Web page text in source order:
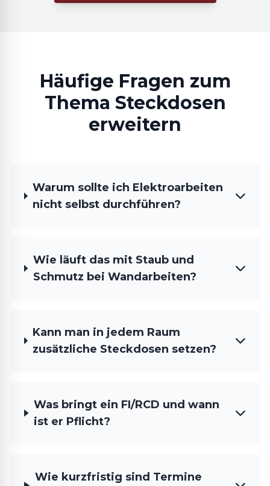
Häufige Fragen zum
Thema Steckdosen
erweitern
Warum sollte ich Elektroarbeiten
nicht selbst durchführen?
Wie läuft das mit Staub und
Schmutz bei Wandarbeiten?
Kann man in jedem Raum
zusätzliche Steckdosen setzen?
Was bringt ein FI/RCD und wann
ist er Pflicht?
Wie kurzfristig sind Termine